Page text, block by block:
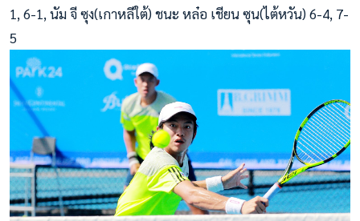
1, 6-1, นัม จี ซุง(เกาหลีใต้) ชนะ หล๋อ เชียน ซุน(ไต้หวัน) 6-4, 7-
5